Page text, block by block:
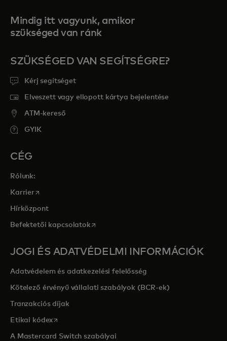
Mindig itt vagyunk, amikor
szükséged van ránk
SZÜKSÉGED VAN SEGÍTSÉGRE?
Kérj segítséget
Elveszett vagy ellopott kártya bejelentése
ATM-kereső
GYIK
CÉG
Rólunk:
Karrieropens in a new tab
Hírközpont
Befektetői kapcsolatokopens in a new tab
JOGI ÉS ADATVÉDELMI INFORMÁCIÓK
Adatvédelem és adatkezelési felelősség
Kötelező érvényű vállalati szabályok (BCR-ek)
Tranzakciós díjak
Etikai kódexopens in a new tab
A Mastercard Switch szabályai